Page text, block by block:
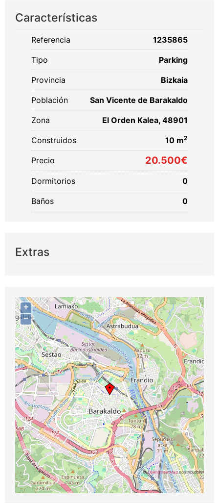
Características
Referencia 1235865
Tipo Parking
Provincia Bizkaia
Población San Vicente de Barakaldo
Zona El Orden Kalea, 48901
Construidos 10 m2
Precio 20.500€
Dormitorios 0
Baños 0
Extras
+
−
©OpenStreetMapcontributors